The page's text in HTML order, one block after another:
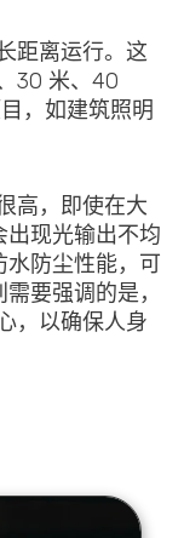
距离运行。这
30 米、40
，如建筑照明
高，即使在大
出现光输出不均
防尘性能，可
要强调的是，
，以确保人身